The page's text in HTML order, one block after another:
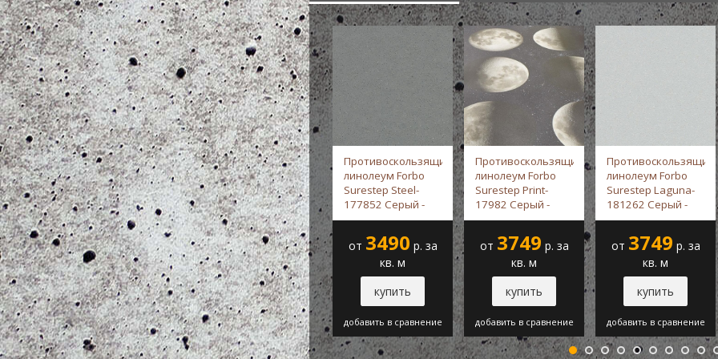
Противоскользящий
линолеум Forbo
Surestep Steel-
177852 Серый -
Forbo
от 3490 р. за
кв. м
купить
добавить в сравнение
Противоскользящий
линолеум Forbo
Surestep Print-
17982 Серый -
Forbo
от 3749 р. за
кв. м
купить
добавить в сравнение
Противоскользящий
линолеум Forbo
Surestep Laguna-
181262 Серый -
Forbo
от 3749 р. за
кв. м
купить
добавить в сравнение